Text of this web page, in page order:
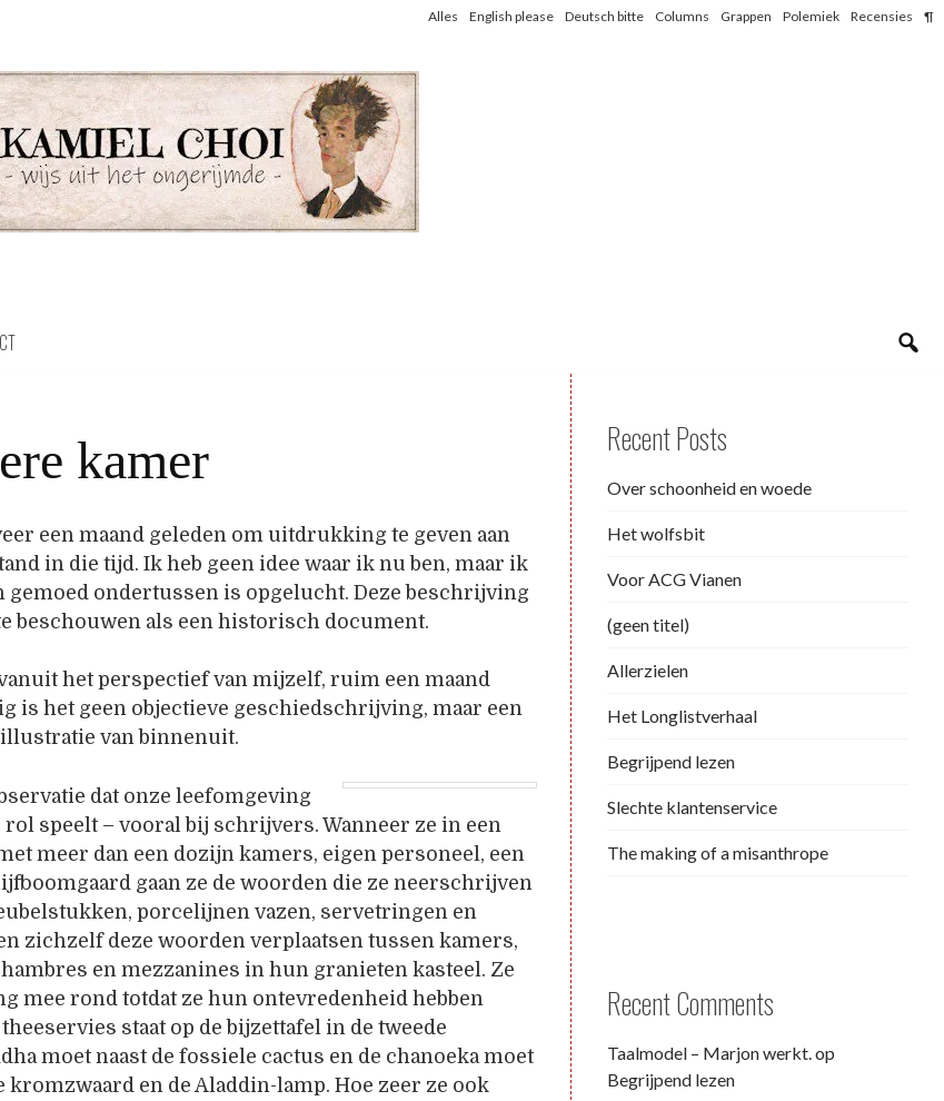
Alles English please Deutsch bitte Columns Grappen Polemiek Recensies ¶
kamer
een maand geleden om uitdrukking te geven aan
in die tijd. Ik heb geen idee waar ik nu ben, maar ik
gemoed ondertussen is opgelucht. Deze beschrijving
beschouwen als een historisch document.
het perspectief van mijzelf, ruim een maand
is het geen objectieve geschiedschrijving, maar een
illustratie van binnenuit.
dat onze leefomgeving
rol speelt – vooral bij schrijvers. Wanneer ze in een
meer dan een dozijn kamers, eigen personeel, een
gaan ze de woorden die ze neerschrijven
porcelijnen vazen, servetringen en
zichzelf deze woorden verplaatsen tussen kamers,
en mezzanines in hun granieten kasteel. Ze
mee rond totdat ze hun ontevredenheid hebben
staat op de bijzettafel in de tweede
moet naast de fossiele cactus en de chanoeka moet
kromzwaard en de Aladdin-lamp. Hoe zeer ze ook
Recent Posts
Over schoonheid en woede
Het wolfsbit
Voor ACG Vianen
(geen titel)
Allerzielen
Het Longlistverhaal
Begrijpend lezen
Slechte klantenservice
The making of a misanthrope
Recent Comments
Taalmodel – Marjon werkt.op
Begrijpend lezen